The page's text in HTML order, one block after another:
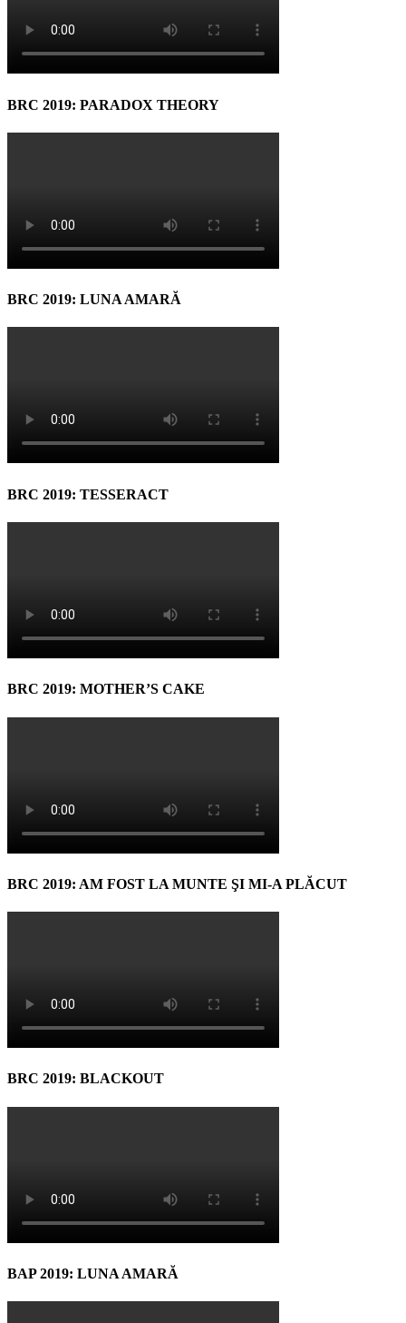
BRC 2019: PARADOX THEORY
BRC 2019: LUNA AMARĂ
BRC 2019: TESSERACT
BRC 2019: MOTHER’S CAKE
BRC 2019: AM FOST LA MUNTE ŞI MI-A PLĂCUT
BRC 2019: BLACKOUT
BAP 2019: LUNA AMARĂ